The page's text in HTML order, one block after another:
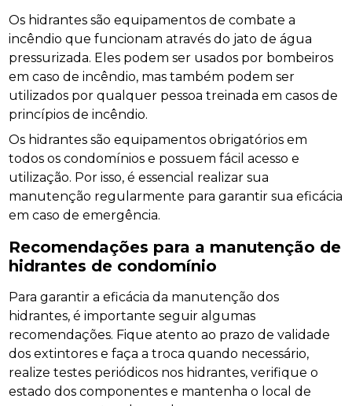
Os hidrantes são equipamentos de combate a
incêndio que funcionam através do jato de água
pressurizada. Eles podem ser usados por bombeiros
em caso de incêndio, mas também podem ser
utilizados por qualquer pessoa treinada em casos de
princípios de incêndio.
Os hidrantes são equipamentos obrigatórios em
todos os condomínios e possuem fácil acesso e
utilização. Por isso, é essencial realizar sua
manutenção regularmente para garantir sua eficácia
em caso de emergência.
Recomendações para a manutenção de
hidrantes de condomínio
Para garantir a eficácia da manutenção dos
hidrantes, é importante seguir algumas
recomendações. Fique atento ao prazo de validade
dos extintores e faça a troca quando necessário,
realize testes periódicos nos hidrantes, verifique o
estado dos componentes e mantenha o local de